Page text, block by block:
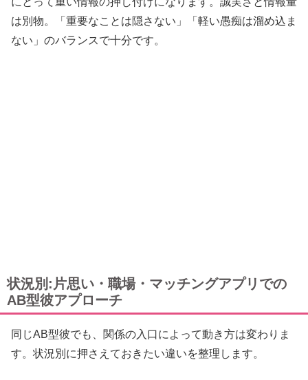
は別物。「重要なことは隠さない」「軽い愚痴は溜め込ま
ない」のバランスで十分です。
状況別:片思い・職場・マッチングアプリでの
AB型彼アプローチ
同じAB型彼でも、関係の入口によって動き方は変わりま
す。状況別に押さえておきたい違いを整理します。